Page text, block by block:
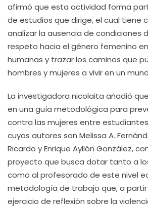
afirmó que esta actividad forma
de estudios que dirige, el cual tiene
analizar la ausencia de condiciones
respeto hacia el género femenino
humanas y trazar los caminos que
hombres y mujeres a vivir en un
La investigadora nicolaita añadió
en una guía metodológica para
contra las mujeres entre
cuyos autores son Melissa A.
Ricardo y Enrique Ayllón González,
proyecto que busca dotar tanto a
como al profesorado de este nivel
metodología de trabajo que, a
ejercicio de reflexión sobre la